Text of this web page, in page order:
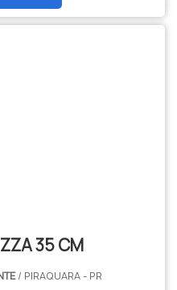
acha o site da
especializada em
35 CM
/ PIRAQUARA - PR